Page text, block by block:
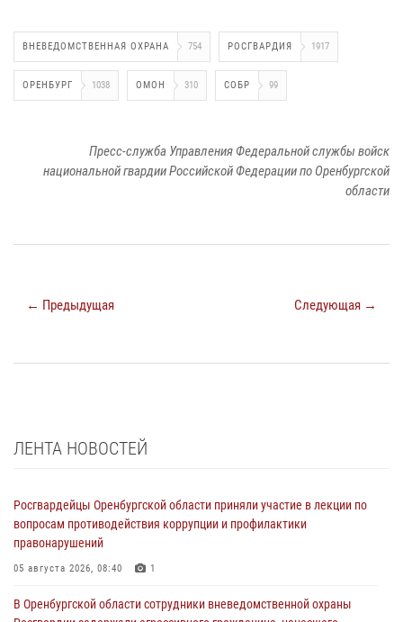
ВНЕВЕДОМСТВЕННАЯ ОХРАНА 754 РОСГВАРДИЯ 1917
ОРЕНБУРГ 1038 ОМОН 310 СОБР 99
Пресс-служба Управления Федеральной службы войск
национальной гвардии Российской Федерации по Оренбургской
области
← Предыдущая Следующая →
ЛЕНТА НОВОСТЕЙ
Росгвардейцы Оренбургской области приняли участие в лекции по
вопросам противодействия коррупции и профилактики
правонарушений
05 августа 2026, 08:40 1
В Оренбургской области сотрудники вневедомственной охраны